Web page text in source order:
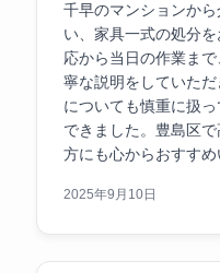
千早のマンションか
い、家具一式の処分
応から当日の作業ま
寧な説明をしていた
についても慎重に扱
できました。豊島区
方にも心からおすすめ
2025年9月10日